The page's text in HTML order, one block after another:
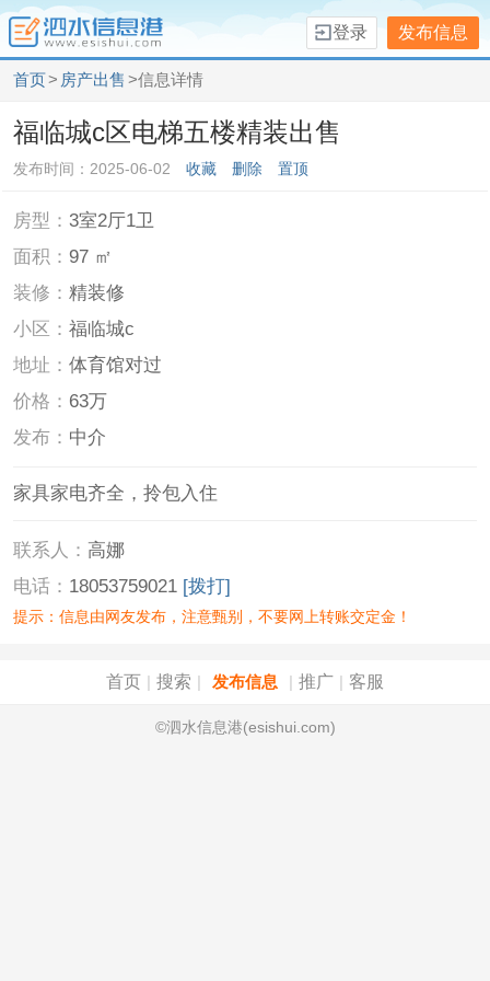
发布信息
登录
首页> 房产出售 >信息详情
福临城c区电梯五楼精装出售
发布时间：2025-06-02 收藏 删除 置顶
房型：3室2厅1卫
面积：97 ㎡
装修：精装修
小区：福临城c
地址：体育馆对过
价格： 63万
发布： 中介
家具家电齐全，拎包入住
联系人：高娜
电话： 18053759021 [拨打]
提示：信息由网友发布，注意甄别，不要网上转账交定金！
首页 搜索 发布信息 推广 客服
©泗水信息港(esishui.com)